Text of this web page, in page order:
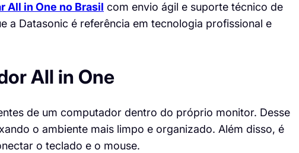
All in One no Brasil com envio ágil e suporte técnico de
a Datasonic é referência em tecnologia profissional e
All in One
de um computador dentro do próprio monitor. Desse
o ambiente mais limpo e organizado. Além disso, é
o teclado e o mouse.